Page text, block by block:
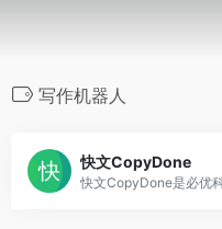
写作机器人
快文CopyDone